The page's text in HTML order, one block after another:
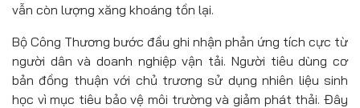
vẫn còn lượng xăng khoáng tồn lại.
Bộ Công Thương bước đầu ghi nhận phản ứng tích cực từ
người dân và doanh nghiệp vận tải. Người tiêu dùng cơ
bản đồng thuận với chủ trương sử dụng nhiên liệu sinh
học vì mục tiêu bảo vệ môi trường và giảm phát thải. Đây